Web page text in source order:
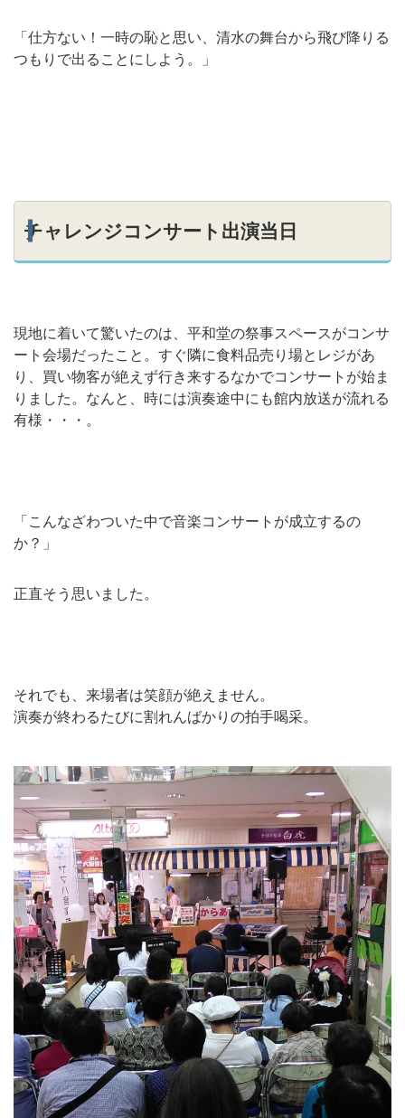
「仕方ない！一時の恥と思い、清水の舞台から飛び降りる
つもりで出ることにしよう。」
チャレンジコンサート出演当日
現地に着いて驚いたのは、平和堂の祭事スペースがコンサ
ート会場だったこと。すぐ隣に食料品売り場とレジがあ
り、買い物客が絶えず行き来するなかでコンサートが始ま
りました。なんと、時には演奏途中にも館内放送が流れる
有様・・・。
「こんなざわついた中で音楽コンサートが成立するの
か？」
正直そう思いました。
それでも、来場者は笑顔が絶えません。
演奏が終わるたびに割れんばかりの拍手喝采。